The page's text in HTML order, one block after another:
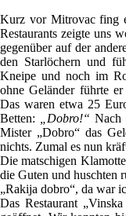
Kurz vor Mitrovac fing
Restaurants zeigte uns
gegenüber auf der
den Starlöchern und
Kneipe und noch im
ohne Geländer führte
Das waren etwa 25
Betten:
„Dobro!“ Nach
Mister „Dobro“ das
nichts. Zumal es nun
Die matschigen
die Guten und huschten
„Rakija dobro“, da war
Das Restaurant